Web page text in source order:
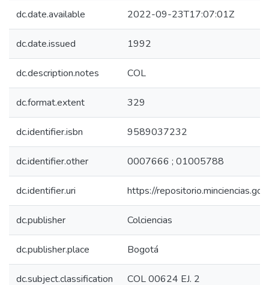
dc.date.available 2022-09-23T17:07:01Z
dc.date.issued 1992
dc.description.notes COL
dc.format.extent 329
dc.identifier.isbn 9589037232
dc.identifier.other 0007666 ; 01005788
dc.identifier.uri https://
dc.publisher Colciencias
dc.publisher.place Bogotá
dc.subject.classification COL 00624 EJ. 2